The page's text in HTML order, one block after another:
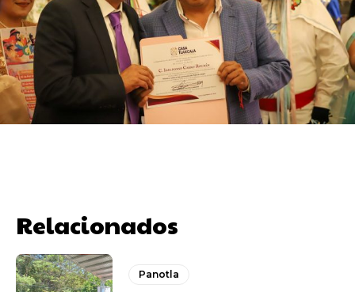
Relacionados
Panotla